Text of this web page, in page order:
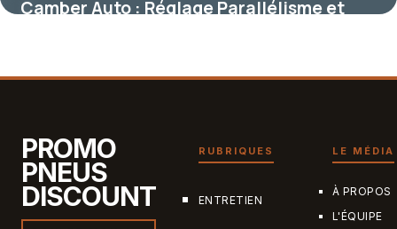
Camber Auto : Réglage Parallélisme et
PROMO
PNEUS
DISCOUNT
RUBRIQUES
ENTRETIEN
LE MÉDIA
À PROPOS
L'ÉQUIPE